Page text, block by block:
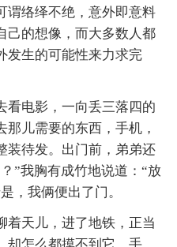
谓络绎不绝，意外即意料
己的想像，而大多数人都
发生的可能性来力求完
看电影，一向丢三落四的
儿需要的东西，手机，
装待发。出门前，弟弟还
”我胸有成竹地说道：“放
，我俩便出了门。
着天儿，进了地铁，正当
却怎么都摸不到它。手